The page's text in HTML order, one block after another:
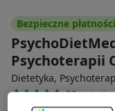
Bezpieczne płatności
Psychoterapii
Dietetyka,
90 opinii